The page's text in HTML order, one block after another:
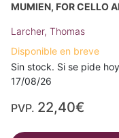
MUMIEN, FOR CELLO
Larcher, Thomas
Disponible en breve
Sin stock. Si se pide
17/08/26
PVP. 22,40€